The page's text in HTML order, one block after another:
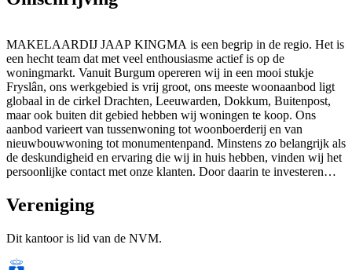
MAKELAARDIJ JAAP KINGMA is een begrip in de regio. Het is
een hecht team dat met veel enthousiasme actief is op de
woningmarkt. Vanuit Burgum opereren wij in een mooi stukje
Fryslân, ons werkgebied is vrij groot, ons meeste woonaanbod ligt
globaal in de cirkel Drachten, Leeuwarden, Dokkum, Buitenpost,
maar ook buiten dit gebied hebben wij woningen te koop. Ons
aanbod varieert van tussenwoning tot woonboerderij en van
nieuwbouwwoning tot monumentenpand. Minstens zo belangrijk als
de deskundigheid en ervaring die wij in huis hebben, vinden wij het
persoonlijke contact met onze klanten. Door daarin te investeren
ons werk.
Vereniging
Dit kantoor is lid van de NVM.